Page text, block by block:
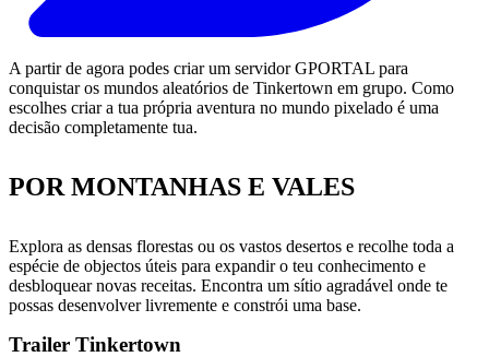
A partir de agora podes criar um servidor GPORTAL para
conquistar os mundos aleatórios de Tinkertown em grupo. Como
escolhes criar a tua própria aventura no mundo pixelado é uma
decisão completamente tua.
POR MONTANHAS E VALES
Explora as densas florestas ou os vastos desertos e recolhe toda a
espécie de objectos úteis para expandir o teu conhecimento e
desbloquear novas receitas. Encontra um sítio agradável onde te
possas desenvolver livremente e constrói uma base.
Trailer Tinkertown